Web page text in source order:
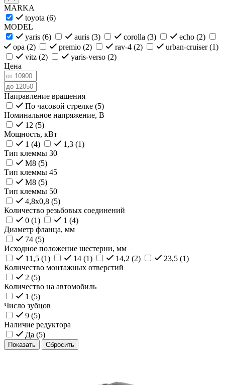
MARKA
toyota (6)
MODEL
yaris (6) auris (3) corolla (3) echo (2)
opa (2) premio (2) rav-4 (2) urban-cruiser (1)
vitz (2) yaris-verso (2)
Цена
Направление вращения
По часовой стрелке (5)
Номинальное напряжение, В
12 (5)
Мощность, кВт
1 (4) 1,3 (1)
Тип клеммы 30
M8 (5)
Тип клеммы 45
M8 (5)
Тип клеммы 50
4,8x0,8 (5)
Количество резьбовых соединений
0 (1) 1 (4)
Диаметр фланца, мм
74 (5)
Исходное положение шестерни, мм
11,5 (1) 14 (1) 14,2 (2) 23,5 (1)
Количество монтажных отверстий
2 (5)
Количество на автомобиль
1 (5)
Число зубцов
9 (5)
Наличие редуктора
Да (5)